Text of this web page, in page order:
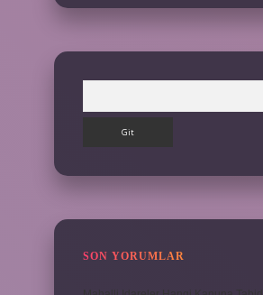
SON YORUMLAR